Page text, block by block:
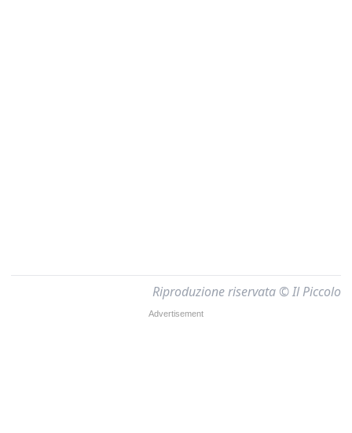
Riproduzione riservata © Il Piccolo